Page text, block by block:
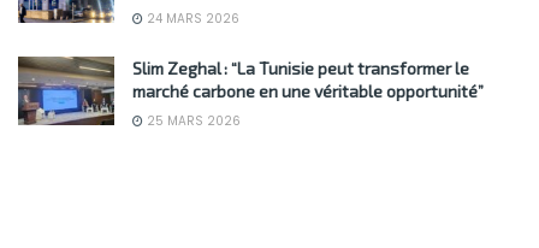
24 MARS 2026
Slim Zeghal : “La Tunisie peut transformer le
marché carbone en une véritable opportunité”
25 MARS 2026